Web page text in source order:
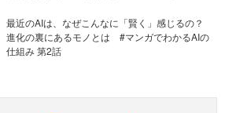
最近のAIは、なぜこんなに「賢く」感じるの？
進化の裏にあるモノとは #マンガでわかるAIの
仕組み 第2話